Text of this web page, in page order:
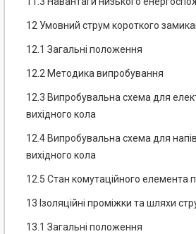
12 Умовний струм короткого
12.1 Загальні положення
12.2 Методика випробування
12.3 Випробувальна схема для
вихідного кола
12.4 Випробувальна схема для
вихідного кола
12.5 Стан комутаційного елемента
13 Ізоляційні проміжки та шляхи
13.1 Загальні положення